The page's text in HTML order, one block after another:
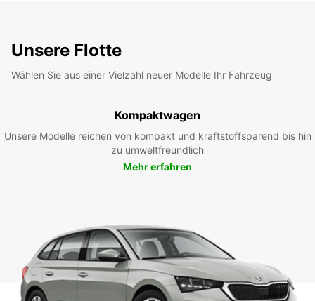
Unsere Flotte
Wählen Sie aus einer Vielzahl neuer Modelle Ihr Fahrzeug
Kompaktwagen
Unsere Modelle reichen von kompakt und kraftstoffsparend bis hin
zu umweltfreundlich
Mehr erfahren